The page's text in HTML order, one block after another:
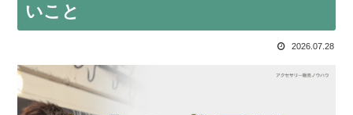
いこと
2026.07.28